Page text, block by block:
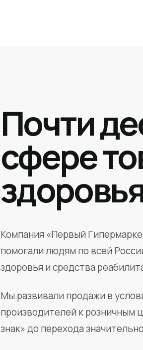
Почти
сфере
Компания «Первый
помогали людям по всей
здоровья и средства
Мы развивали продажи в
производителей к розничным
знак» до перехода